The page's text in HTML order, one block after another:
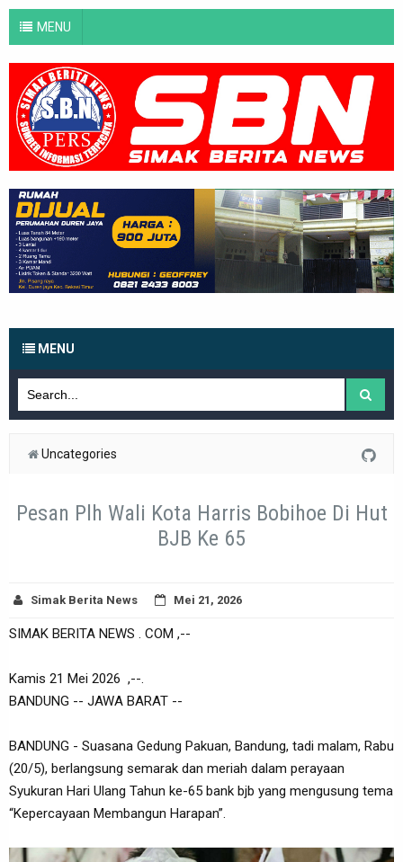
MENU
MENU
Uncategories
Pesan Plh Wali Kota Harris Bobihoe Di Hut
BJB Ke 65
Simak Berita News Mei 21, 2026
SIMAK BERITA NEWS . COM ,--
Kamis 21 Mei 2026 ,--.
BANDUNG -- JAWA BARAT --
BANDUNG - Suasana Gedung Pakuan, Bandung, tadi malam, Rabu
(20/5), berlangsung semarak dan meriah dalam perayaan
Syukuran Hari Ulang Tahun ke-65 bank bjb yang mengusung tema
“Kepercayaan Membangun Harapan”.